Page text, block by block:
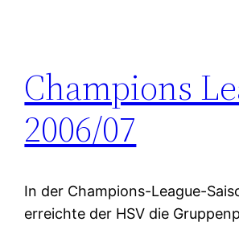
Champions
2006/07
In der Champions-League-
erreichte der HSV die